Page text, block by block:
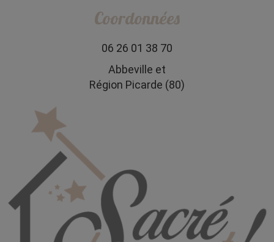
Coordonnées
06 26 01 38 70
Abbeville et
Région Picarde (80)